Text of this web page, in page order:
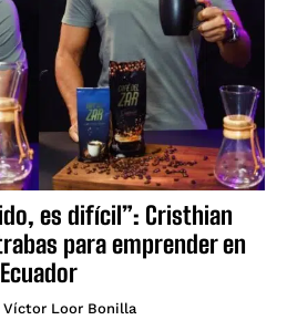
es difícil”: Cristhian
para emprender en
Ecuador
Víctor Loor Bonilla